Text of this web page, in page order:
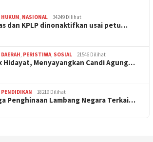
HUKUM NASIONAL 34249 Dilihat
dan KPLP dinonaktifkan usai petu…
DAERAH PERISTIWA SOSIAL 21546 Dilihat
Hidayat, Menyayangkan Candi Agung…
PENDIDIKAN 18219 Dilihat
Penghinaan Lambang Negara Terkai…